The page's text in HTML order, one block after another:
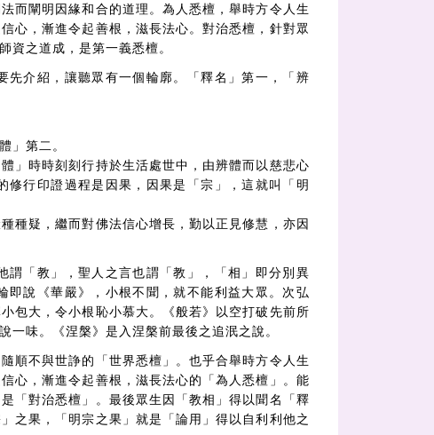
而闡明因緣和合的道理。為人悉檀，舉時方令人生
心，漸進令起善根，滋長法心。對治悉檀，針對眾
資之道成，是第一義悉檀。
先介紹，讓聽眾有一個輪廓。「釋名」第一，「辨
」第二。
」時時刻刻行持於生活處世中，由辨體而以慈悲心
行印證過程是因果，因果是「宗」，這就叫「明
種疑，繼而對佛法信心增長，勤以正見修慧，亦因
謂「教」，聖人之言也謂「教」，「相」即分別異
即說《華嚴》，小根不聞，就不能利益大眾。次弘
包大，令小根恥小慕大。《般若》以空打破先前所
一味。《涅槃》是入涅槃前最後之追泯之說。
順不與世諍的「世界悉檀」。也乎合舉時方令人生
心，漸進令起善根，滋長法心的「為人悉檀」。能
「對治悉檀」。最後眾生因「教相」得以聞名「釋
之果，「明宗之果」就是「論用」得以自利利他之